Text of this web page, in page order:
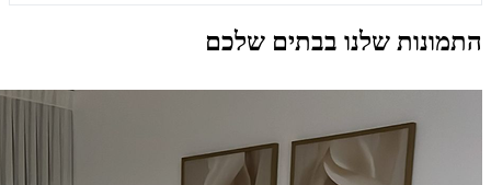
התמונות שלנו בבתים שלכם